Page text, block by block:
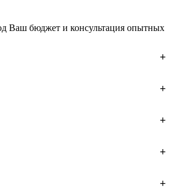
Ваш бюджет и консультация опытных
(утолщенный) кирпич
гладкую поверхность. Применяется